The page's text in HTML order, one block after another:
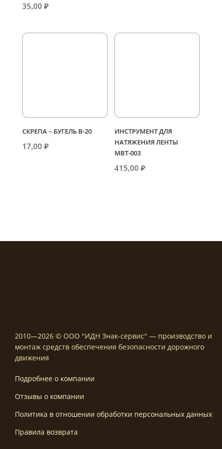
35,00 ₽
СКРЕПА – БУГЕЛЬ В-20
17,00 ₽
ИНСТРУМЕНТ ДЛЯ
НАТЯЖЕНИЯ ЛЕНТЫ
МВТ-003
415,00₽
2010—2026 © ООО "ИДН Знак-сервис" — производство и
монтаж средств обеспечения безопасности дорожного
движения
Подробнее о компании
Отзывы о компании
Политика в отношении обработки персональных данных
Правила возврата